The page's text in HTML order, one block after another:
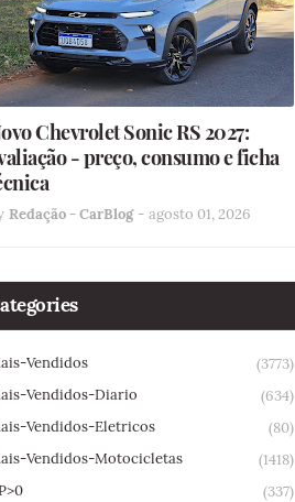
Chevrolet Sonic RS 2027:
- preço, consumo e ficha
Redação - CarBlog - agosto 01, 2026
Vendidos
(3773)
Vendidos-Diario
(634)
Vendidos-Eletricos
(80)
Vendidos-Motocicletas
(1418)
(337)